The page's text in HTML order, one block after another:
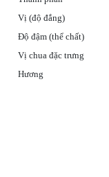
Vị (độ đắng)
Độ đậm (thể chất)
Vị chua đặc trưng
Hương